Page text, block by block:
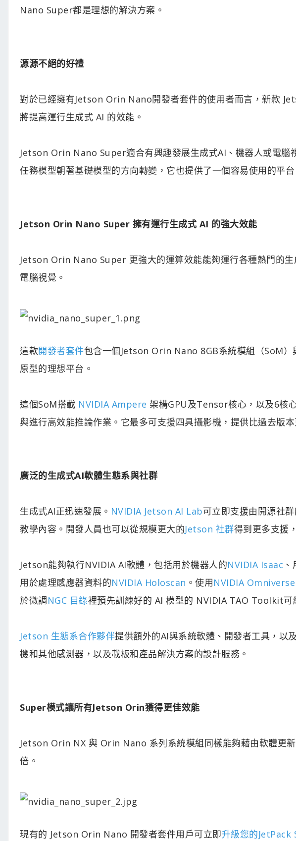
Nano Super都是理想的解決方案。
源源不絕的好禮
對於已經擁有Jetson Orin Nano開發者套件的使用者而言，新款
將提高運行生成式 AI 的效能。
Jetson Orin Nano Super適合有興趣發展生成式AI、機器人或電腦
任務模型朝著基礎模型的方向轉變，它也提供了一個容易使用的平
Jetson Orin Nano Super 擁有運行生成式 AI 的強大效能
Jetson Orin Nano Super 更強大的運算效能能夠運行各種熱門的
電腦視覺。
這款開發者套件包含一個Jetson Orin Nano 8GB系統模組（SoM）
原型的理想平台。
這個SoM搭載 NVIDIA Ampere 架構GPU及Tensor核心，以及6核
與進行高效能推論作業。它最多可支援四具攝影機，提供比過去版
廣泛的生成式AI軟體生態系與社群
生成式AI正迅速發展。 NVIDIA Jetson AI Lab可立即支援由開源社
教學內容。開發人員也可以從規模更大的Jetson 社群得到更多支援
Jetson能夠執行NVIDIA AI軟體，包括用於機器人的NVIDIA Isaac
用於處理感應器資料的NVIDIA Holoscan 。使用NVIDIA Omniverse
於微調NGC 目錄裡預先訓練好的 AI 模型的 NVIDIA TAO Toolkit可
Jetson 生態系合作夥伴提供額外的AI與系統軟體、開發者工具，以
機和其他感測器，以及載板和產品解決方案的設計服務。
Super模式讓所有Jetson Orin獲得更佳效能
Jetson Orin NX 與 Orin Nano 系列系統模組同樣能夠藉由軟體更
倍。
現有的 Jetson Orin Nano 開發者套件用戶可立即升級您的JetPack